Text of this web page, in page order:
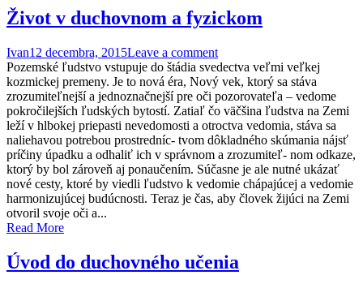
Život v duchovnom a fyzickom
Ivan12 decembra, 2015Leave a comment
Pozemské ľudstvo vstupuje do štádia svedectva veľmi veľkej
kozmickej premeny. Je to nová éra, Nový vek, ktorý sa stáva
zrozumiteľnejší a jednoznačnejší pre oči pozorovateľa – vedome
pokročilejších ľudských bytostí. Zatiaľ čo väčšina ľudstva na Zemi
leží v hlbokej priepasti nevedomosti a otroctva vedomia, stáva sa
naliehavou potrebou prostredníc- tvom dôkladného skúmania nájsť
príčiny úpadku a odhaliť ich v správnom a zrozumiteľ- nom odkaze,
ktorý by bol zároveň aj ponaučením. Súčasne je ale nutné ukázať
nové cesty, ktoré by viedli ľudstvo k vedomie chápajúcej a vedomie
harmonizujúcej budúcnosti. Teraz je čas, aby človek žijúci na Zemi
otvoril svoje oči a...
Read More
Úvod do duchovného učenia